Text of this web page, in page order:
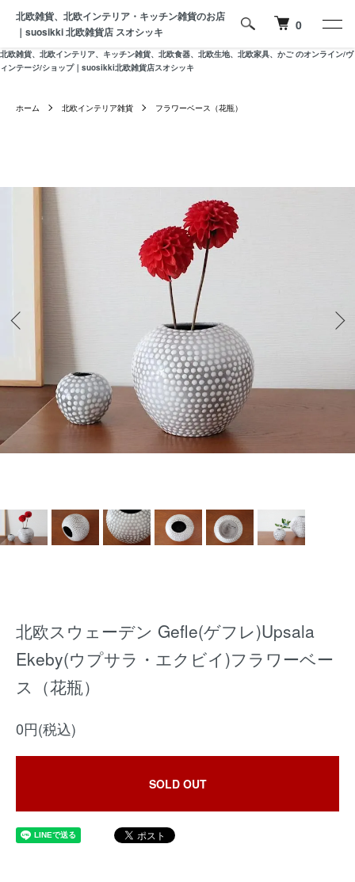
北欧雑貨、北欧インテリア、キッチン雑貨、北欧食器、北欧生地、北欧家具、かご のオンライン/ヴ
ィンテージ/ショップ｜suosikki北欧雑貨店スオシッキ
北欧雑貨、北欧インテリア・キッチン雑貨のお店
｜suosikki 北欧雑貨店 スオシッキ
0
ホーム 北欧インテリア雑貨 フラワーベース（花瓶）
北欧スウェーデン Gefle(ゲフレ)Upsala
Ekeby(ウプサラ・エクビイ)フラワーベー
ス（花瓶）
0円(税込)
SOLD OUT